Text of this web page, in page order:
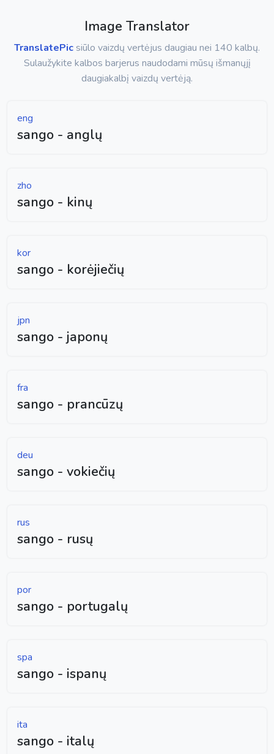
Image Translator
TranslatePicsiūlo vaizdų vertėjus daugiau nei 140 kalbų.
Sulaužykite kalbos barjerus naudodami mūsų išmanųjį
daugiakalbį vaizdų vertėją.
eng
sango - anglų
zho
sango - kinų
kor
sango - korėjiečių
jpn
sango - japonų
fra
sango - prancūzų
deu
sango - vokiečių
rus
sango - rusų
por
sango - portugalų
spa
sango - ispanų
ita
sango - italų